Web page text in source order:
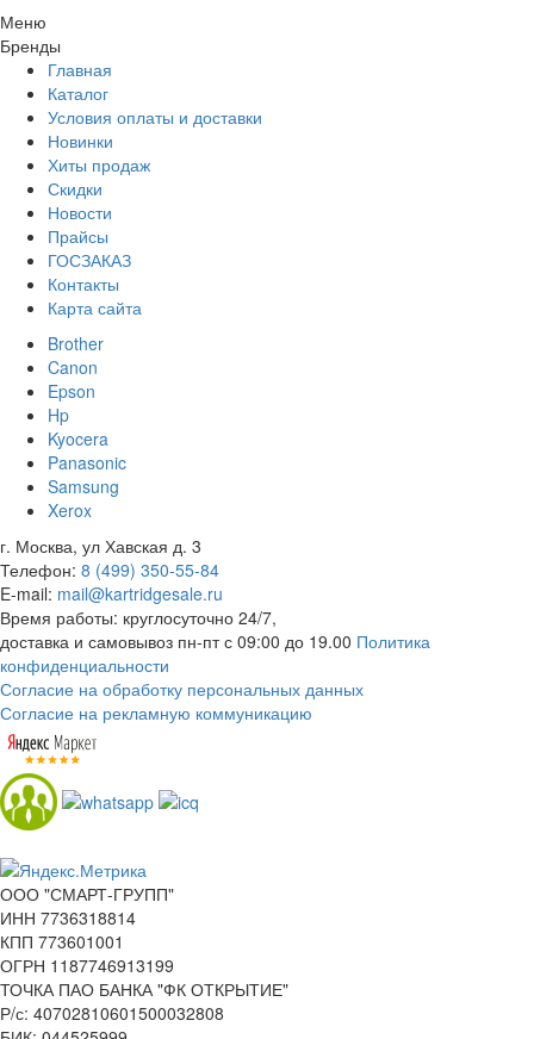
Меню
Бренды
Главная
Каталог
Условия оплаты и доставки
Новинки
Хиты продаж
Скидки
Новости
Прайсы
ГОСЗАКАЗ
Контакты
Карта сайта
Brother
Canon
Epson
Hp
Kyocera
Panasonic
Samsung
Xerox
г. Москва, ул Хавская д. 3
Телефон: 8 (499) 350-55-84
E-mail: mail@kartridgesale.ru
Время работы: круглосуточно 24/7,
доставка и самовывоз пн-пт с 09:00 до 19.00 Политика
конфиденциальности
Согласие на обработку персональных данных
Согласие на рекламную коммуникацию
ООО "СМАРТ-ГРУПП"
ИНН 7736318814
КПП 773601001
ОГРН 1187746913199
ТОЧКА ПАО БАНКА "ФК ОТКРЫТИЕ"
Р/с: 40702810601500032808